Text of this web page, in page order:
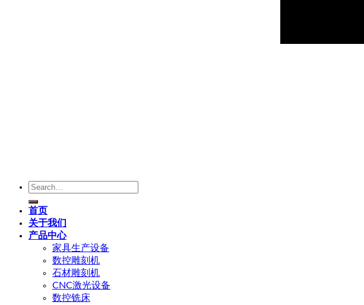
Search
首页
关于我们
产品中心
家具生产设备
数控雕刻机
石材雕刻机
CNC激光设备
数控铣床